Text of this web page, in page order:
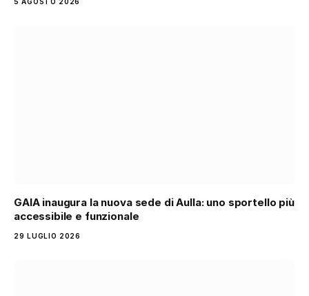
GAIA inaugura la nuova sede di Aulla: uno sportello più
accessibile e funzionale
29 LUGLIO 2026